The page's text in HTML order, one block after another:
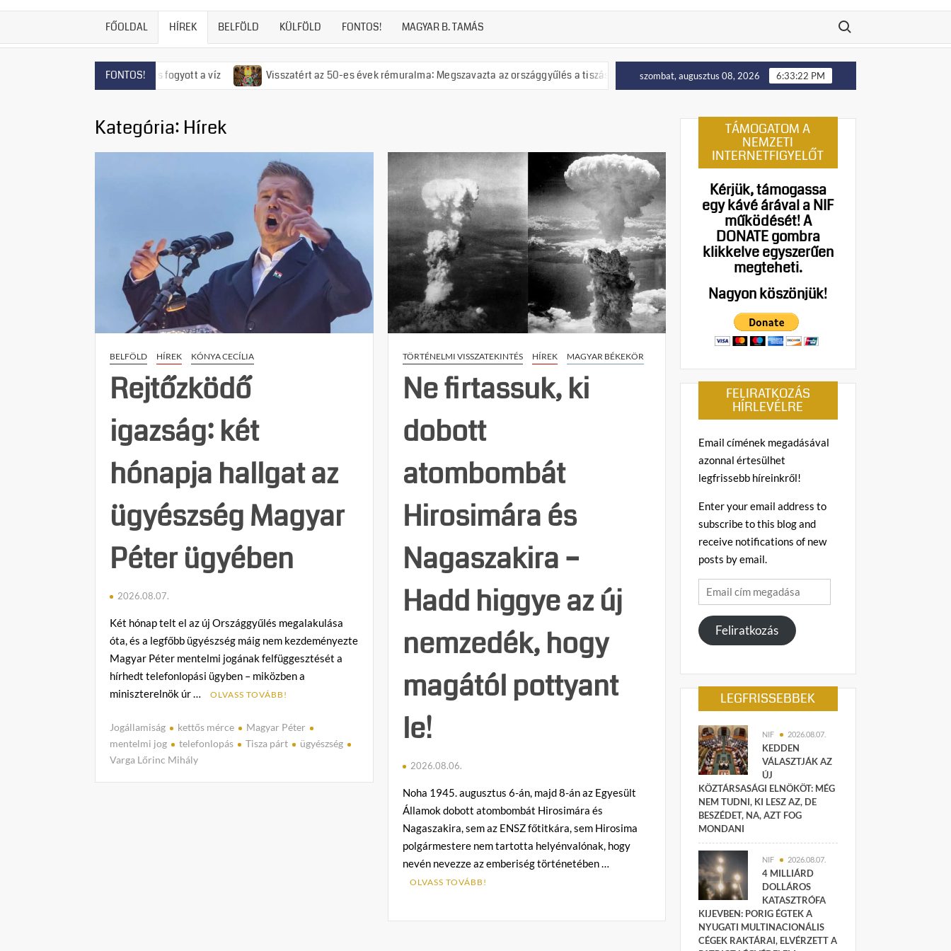
FŐOLDAL HÍREK BELFÖLD KÜLFÖLD FONTOS! MAGYAR B. TAMÁS
Search for:
FONTOS!
már el is fogyott a víz Visszatért az 50-es évek rémuralma: Megszavazta az országgyűlés a tiszás ÁVH felállítását! Putyin: Ukrajna nyugati területei előbb-utóbb visszakerülnek
szombat, augusztus 08, 2026 6:33:23 PM
Kategória: Hírek
BELFÖLD HÍREK KÓNYA CECÍLIA
Rejtőzködő
igazság: két
hónapja hallgat az
ügyészség Magyar
Péter ügyében
2026.08.07.
Két hónap telt el az új Országgyűlés megalakulása
óta, és a legfőbb ügyészség máig nem kezdeményezte
Magyar Péter mentelmi jogának felfüggesztését a
hírhedt telefonlopási ügyben – miközben a
miniszterelnök úr …
OLVASS TOVÁBB!
Jogállamiság kettős mérce
Magyar Péter
mentelmi jog
telefonlopás Tisza párt
ügyészség
Varga Lőrinc Mihály
TÖRTÉNELMI VISSZATEKINTÉS HÍREK MAGYAR BÉKEKÖR
Ne firtassuk, ki
dobott
atombombát
Hirosimára és
Nagaszakira –
Hadd higgye az új
nemzedék, hogy
magától pottyant
le!
2026.08.06.
Noha 1945. augusztus 6-án, majd 8-án az Egyesült
Államok dobott atombombát Hirosimára és
Nagaszakira, sem az ENSZ főtitkára, sem Hirosima
polgármestere nem tartotta helyénvalónak, hogy
nevén nevezze az emberiség történetében …
OLVASS TOVÁBB!
TÁMOGATOM A
NEMZETI
INTERNETFIGYELŐT
Kérjük, támogassa
egy kávé árával a NIF
működését!A
DONATE gombra
klikkelve egyszerűen
megteheti.
Nagyon köszönjük!
FELIRATKOZÁS
HÍRLEVÉLRE
Email címének megadásával
azonnal értesülhet
legfrissebb híreinkről!
Enter your email address to
subscribe to this blog and
receive notifications of new
posts by email.
Email
cím
megadása
Feliratkozás
LEGFRISSEBBEK
NIF 2026.08.07.
KEDDEN
VÁLASZTJÁK AZ
ÚJ
KÖZTÁRSASÁGI ELNÖKÖT: MÉG
NEM TUDNI, KI LESZ AZ, DE
BESZÉDET, NA, AZT FOG
MONDANI
NIF 2026.08.07.
4 MILLIÁRD
DOLLÁROS
KATASZTRÓFA
KIJEVBEN: PORIG ÉGTEK A
NYUGATI MULTINACIONÁLIS
CÉGEK RAKTÁRAI, ELVÉRZETT A